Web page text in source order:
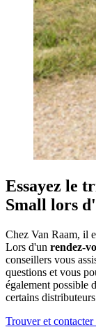
Essayez le
Small lors
Chez Van Raam, il
Lors d'un rendez-
conseillers vous
questions et vous
également possible
certains
Trouver et